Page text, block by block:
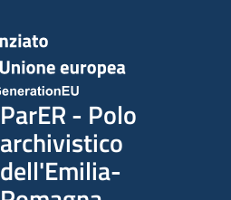
ParER - Polo
archivistico
dell'Emilia-